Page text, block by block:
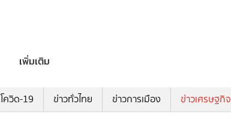
เพิ่มเติม
โควิด-19 ข่าวทั่วไทย ข่าวการเมือง ข่าวเศรษฐกิจ